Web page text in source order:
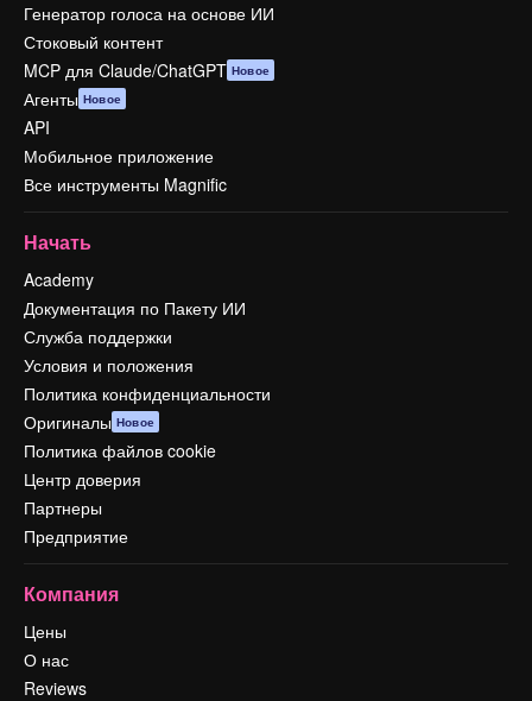
Генератор голоса на основе ИИ
Стоковый контент
MCP для Claude/ChatGPT Новое
Агенты Новое
API
Мобильное приложение
Все инструменты Magnific
Начать
Academy
Документация по Пакету ИИ
Служба поддержки
Условия и положения
Политика конфиденциальности
Оригиналы Новое
Политика файлов cookie
Центр доверия
Партнеры
Предприятие
Компания
Цены
О нас
Reviews